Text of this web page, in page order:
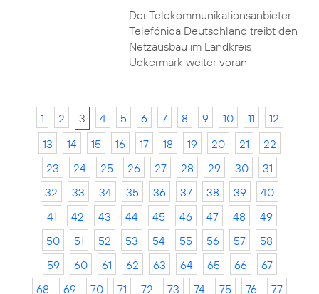
Der Telekommunikationsanbieter
Telefónica Deutschland treibt den
Netzausbau im Landkreis
Uckermark weiter voran
1 2 3 4 5 6 7 8 9 10 11
12
13
14 15 16 17 18 19 20 21
22
23
24 25 26 27 28 29 30
31
32
33 34 35 36 37 38 39
40
41
42 43 44 45 46 47 48
49
50
51 52 53 54 55 56 57
58
59
60 61 62 63 64 65 66
67
68
69 70 71 72 73 74 75 76 77